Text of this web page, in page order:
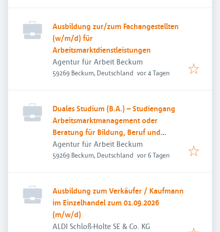
Ausbildung zur/zum Fachangestellten
(w/m/d) für
Arbeitsmarktdienstleistungen
Agentur für Arbeit Beckum
59269 Beckum, Deutschland Veröffentlicht
vor 4 Tagen
Duales Studium (B.A.) – Studiengang
Arbeitsmarktmanagement oder
Beratung für Bildung, Beruf und
Beschäftigung
Agentur für Arbeit Beckum
59269 Beckum, Deutschland Veröffentlicht
vor 6 Tagen
Ausbildung zum Verkäufer / Kaufmann
im Einzelhandel zum 01.09.2026
(m/w/d)
ALDI Schloß-Holte SE & Co. KG